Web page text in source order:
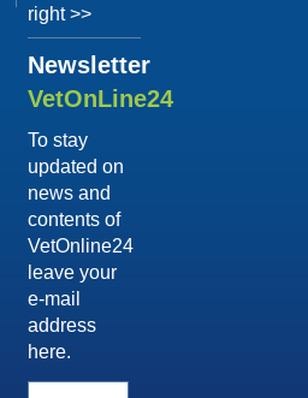
right >>
Newsletter
VetOnLine24
To stay
updated on
news and
contents of
VetOnline24
leave your
e-mail
address
here.